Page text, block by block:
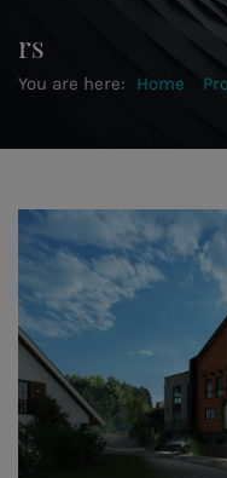
rs
You are here: Home